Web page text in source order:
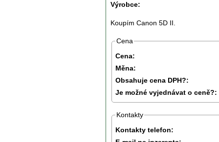
Výrobce:
Koupím Canon 5D II.
Cena
Cena:
Měna:
Obsahuje cena DPH?:
Je možné vyjednávat o ceně?:
Kontakty
Kontakty telefon: